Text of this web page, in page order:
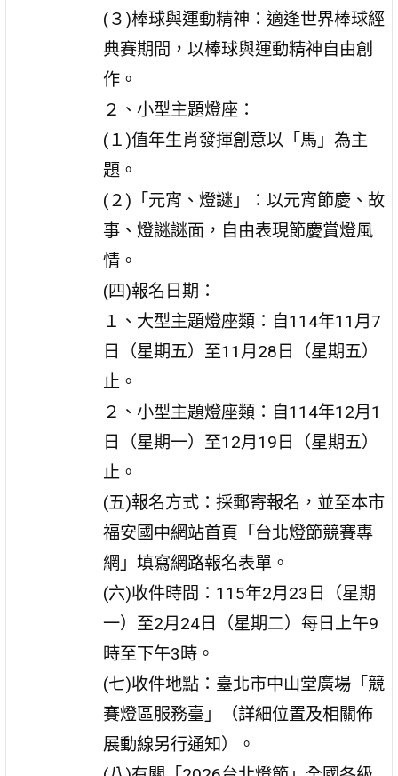
(３)棒球與運動精神：適逢世界棒球經
典賽期間，以棒球與運動精神自由創
作。
２、小型主題燈座：
(１)值年生肖發揮創意以「馬」為主
題。
(２)「元宵、燈謎」：以元宵節慶、故
事、燈謎謎面，自由表現節慶賞燈風
情。
(四)報名日期：
１、大型主題燈座類：自114年11月7
日（星期五）至11月28日（星期五）
止。
２、小型主題燈座類：自114年12月1
日（星期一）至12月19日（星期五）
止。
(五)報名方式：採郵寄報名，並至本市
福安國中網站首頁「台北燈節競賽專
網」填寫網路報名表單。
(六)收件時間：115年2月23日（星期
一）至2月24日（星期二）每日上午9
時至下午3時。
(七)收件地點：臺北市中山堂廣場「競
賽燈區服務臺」（詳細位置及相關佈
展動線另行通知）。